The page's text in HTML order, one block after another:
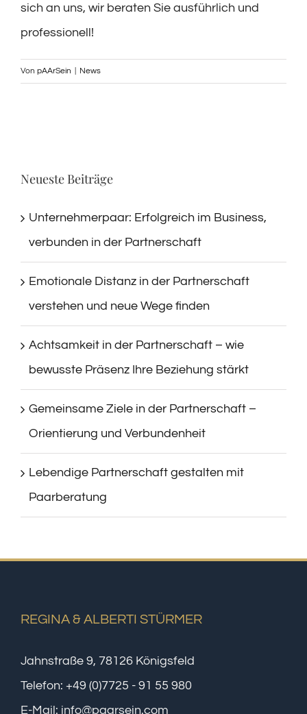
sich an uns, wir beraten Sie ausführlich und
professionell!
Von pAArSein News
Neueste Beiträge
Unternehmerpaar: Erfolgreich im Business,
verbunden in der Partnerschaft
Emotionale Distanz in der Partnerschaft
verstehen und neue Wege finden
Achtsamkeit in der Partnerschaft – wie
bewusste Präsenz Ihre Beziehung stärkt
Gemeinsame Ziele in der Partnerschaft –
Orientierung und Verbundenheit
Lebendige Partnerschaft gestalten mit
Paarberatung
REGINA & ALBERTI STÜRMER
Jahnstraße 9, 78126 Königsfeld
Telefon: +49 (0)7725 - 91 55 980
E-Mail: info@paarsein.com